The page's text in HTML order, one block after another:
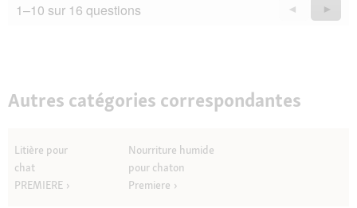
1–10 sur 16 questions
Précédent
Questions
◄ ►
Autres catégories correspondantes
Litière pour
chat
PREMIERE
Nourriture humide
pour chaton
Premiere